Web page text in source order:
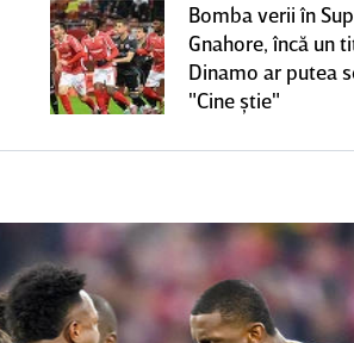
Bomba verii în
Gnahore, încă un
Dinamo ar putea
"Cine ştie"